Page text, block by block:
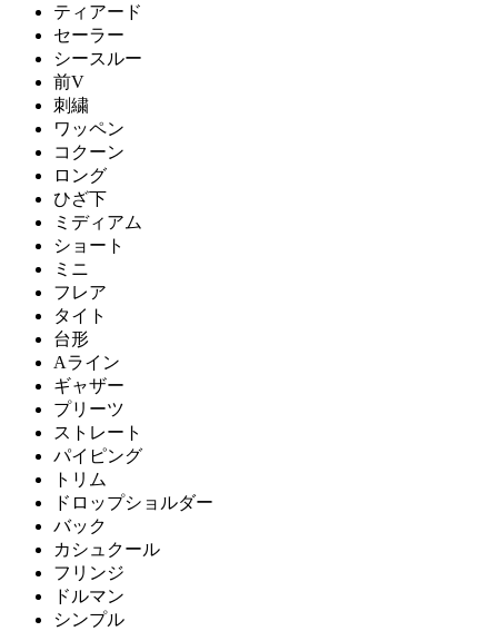
ティアード
セーラー
シースルー
前V
刺繍
ワッペン
コクーン
ロング
ひざ下
ミディアム
ショート
ミニ
フレア
タイト
台形
Aライン
ギャザー
プリーツ
ストレート
パイピング
トリム
ドロップショルダー
バック
カシュクール
フリンジ
ドルマン
シンプル